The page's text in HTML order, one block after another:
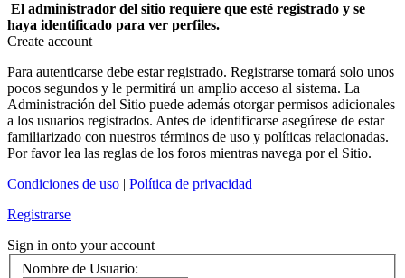
El administrador del sitio requiere que esté registrado y se
haya identificado para ver perfiles.
Create account
Para autenticarse debe estar registrado. Registrarse tomará solo unos
pocos segundos y le permitirá un amplio acceso al sistema. La
Administración del Sitio puede además otorgar permisos adicionales
a los usuarios registrados. Antes de identificarse asegúrese de estar
familiarizado con nuestros términos de uso y políticas relacionadas.
Por favor lea las reglas de los foros mientras navega por el Sitio.
Condiciones de uso
Política de privacidad
Registrarse
Sign in onto your account
Nombre de Usuario: